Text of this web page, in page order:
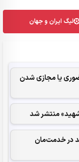
لیگ ایران و جهان
یا مجازی شدن
شهید» منتشر شد
در خدمت‌مان